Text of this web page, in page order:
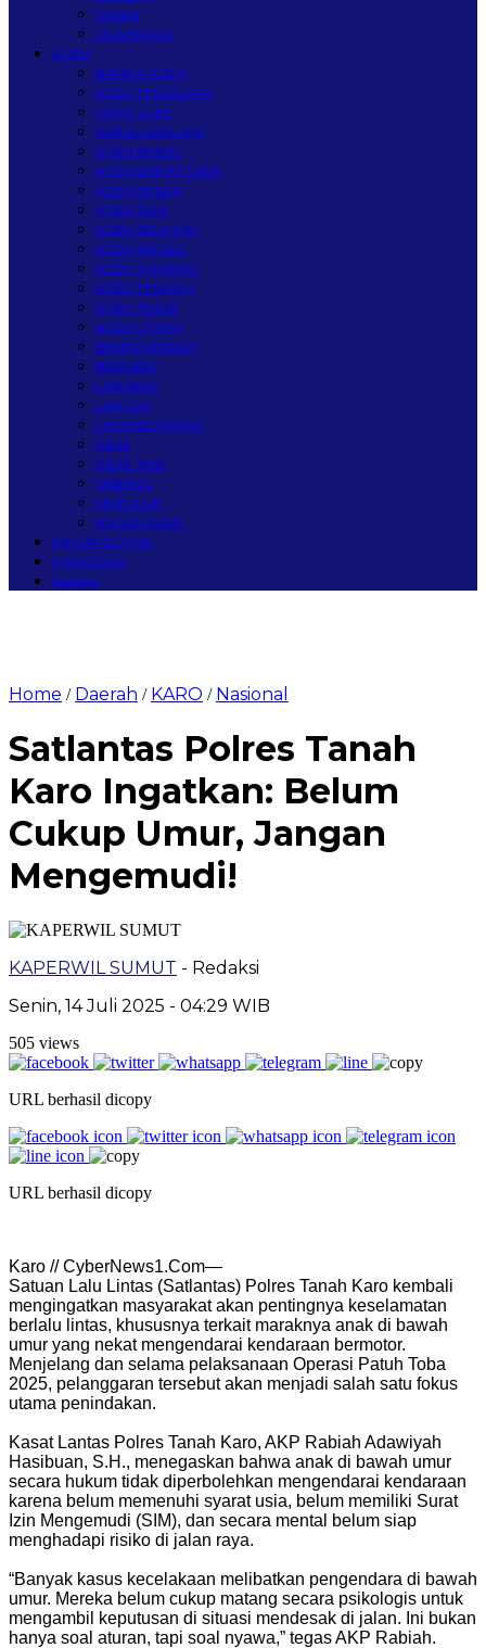
Wisata
OLAHRAGA
ACEH
BANDA ACEH
ACEH TENGGARA
GAYO LUES
SUBULUSSALAM
ACEH BARAT
ACEH BARAT DAYA
ACEH BESAR
ACEH JAYA
ACEH SELATAN
ACEH SINGKIL
ACEH TAMIANG
ACEH TENGAH
ACEH TIMUR
ACEH UTARA
BENER MERIAH
BIREUEN
LANGKAT
LANGSA
LHOKSEUMAWE
PIDIE
PIDIE JAYA
SABANG
SIMEULUE
NAGAN RAYA
MEGAPOLITAN
PERISTIWA
Redaksi
Home / Daerah / KARO / Nasional
Satlantas Polres Tanah
Karo Ingatkan: Belum
Cukup Umur, Jangan
Mengemudi!
KAPERWIL SUMUT - Redaksi
Senin, 14 Juli 2025 - 04:29 WIB
505 views
URL berhasil dicopy
URL berhasil dicopy
Karo // CyberNews1.Com—
Satuan Lalu Lintas (Satlantas) Polres Tanah Karo kembali
mengingatkan masyarakat akan pentingnya keselamatan
berlalu lintas, khususnya terkait maraknya anak di bawah
umur yang nekat mengendarai kendaraan bermotor.
Menjelang dan selama pelaksanaan Operasi Patuh Toba
2025, pelanggaran tersebut akan menjadi salah satu fokus
utama penindakan.
Kasat Lantas Polres Tanah Karo, AKP Rabiah Adawiyah
Hasibuan, S.H., menegaskan bahwa anak di bawah umur
secara hukum tidak diperbolehkan mengendarai kendaraan
karena belum memenuhi syarat usia, belum memiliki Surat
Izin Mengemudi (SIM), dan secara mental belum siap
menghadapi risiko di jalan raya.
“Banyak kasus kecelakaan melibatkan pengendara di bawah
umur. Mereka belum cukup matang secara psikologis untuk
mengambil keputusan di situasi mendesak di jalan. Ini bukan
hanya soal aturan, tapi soal nyawa,” tegas AKP Rabiah.